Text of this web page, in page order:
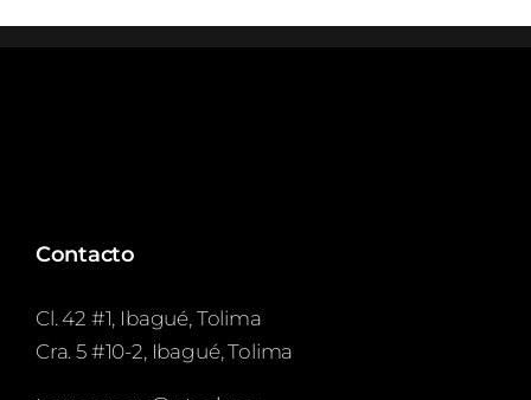
Contacto
Cl. 42 #1, Ibagué, Tolima
Cra. 5 #10-2, Ibagué, Tolima